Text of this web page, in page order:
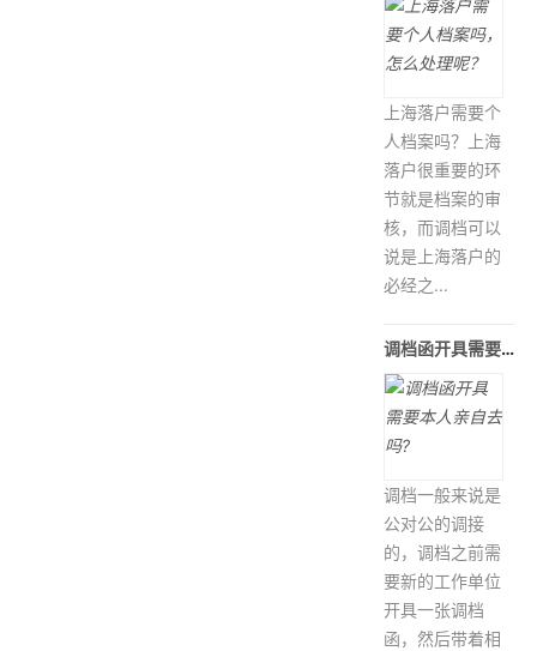
上海落户需要个
人档案吗？上海
落户很重要的环
节就是档案的审
核，而调档可以
说是上海落户的
必经之...
调档函开具需要本人亲自去吗?
调档一般来说是
公对公的调接
的，调档之前需
要新的工作单位
开具一张调档
函，然后带着相